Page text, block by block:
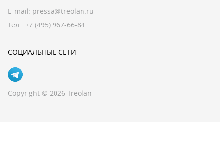
E-mail: pressa@treolan.ru
Тел.: +7 (495) 967-66-84
СОЦИАЛЬНЫЕ СЕТИ
Copyright © 2026 Treolan